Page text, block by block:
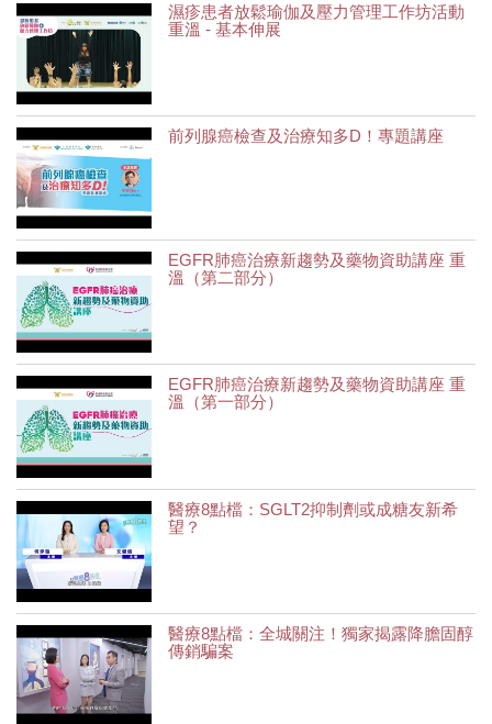
濕疹患者放鬆瑜伽及壓力管理工作坊活動
重溫 - 基本伸展
前列腺癌檢查及治療知多D！專題講座
EGFR肺癌治療新趨勢及藥物資助講座 重
溫（第二部分）
EGFR肺癌治療新趨勢及藥物資助講座 重
溫（第一部分）
醫療8點檔：SGLT2抑制劑或成糖友新希
望？
醫療8點檔：全城關注！獨家揭露降膽固醇
傳銷騙案